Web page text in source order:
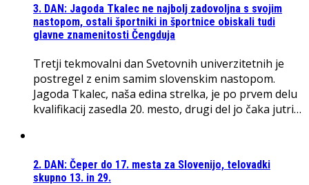
3. DAN: Jagoda Tkalec ne najbolj zadovoljna s svojim
nastopom, ostali športniki in športnice obiskali tudi
glavne znamenitosti Čengduja
Tretji tekmovalni dan Svetovnih univerzitetnih je
postregel z enim samim slovenskim nastopom.
Jagoda Tkalec, naša edina strelka, je po prvem delu
kvalifikacij zasedla 20. mesto, drugi del jo čaka jutri…
2. DAN: Čeper do 17. mesta za Slovenijo, telovadki
skupno 13. in 29.